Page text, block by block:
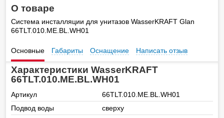
О товаре
Система инсталляции для унитазов WasserKRAFT Glan
66TLT.010.ME.BL.WH01
Основные Габариты Оснащение Написать отзыв
Характеристики WasserKRAFT
66TLT.010.ME.BL.WH01
Артикул
66TLT.010.ME.BL.WH01
Подвод воды
сверху